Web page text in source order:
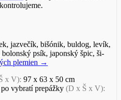
jazvečík, bišónik, buldog, levík,
psík, japonský špic, ši-
plemien →
x V): 97 x 63 x 50 cm
vybratí prepážky (D x Š x V):